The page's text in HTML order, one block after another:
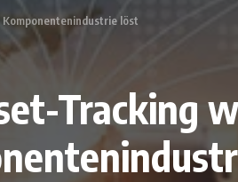
löst
Tracking